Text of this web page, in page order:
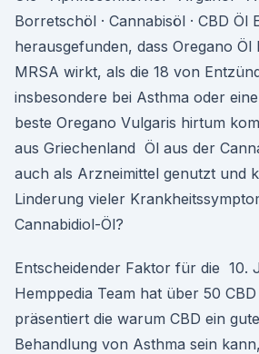
Borretschöl · Cannabisöl · CBD Öl
herausgefunden, dass Oregano Öl
MRSA wirkt, als die 18 von
insbesondere bei Asthma oder
beste Oregano Vulgaris hirtum
aus Griechenland Öl aus der
auch als Arzneimittel genutzt und
Linderung vieler
Cannabidiol-Öl?
Entscheidender Faktor für die 10.
Hemppedia Team hat über 50
präsentiert die warum CBD ein
Behandlung von Asthma sein